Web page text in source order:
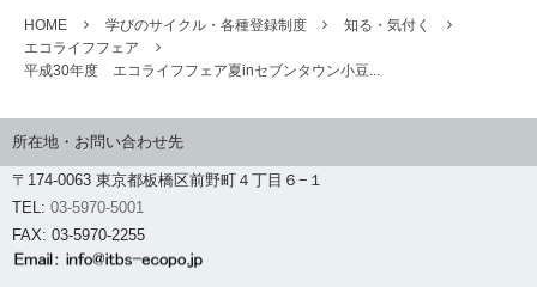
HOME 学びのサイクル・各種登録制度
知る・気付く
エコライフフェア
平成30年度 エコライフフェア夏inセブンタウン小豆...
所在地・お問い合わせ先
〒174-0063 東京都板橋区前野町４丁目６−１
TEL: 03-5970-5001
FAX: 03-5970-2255